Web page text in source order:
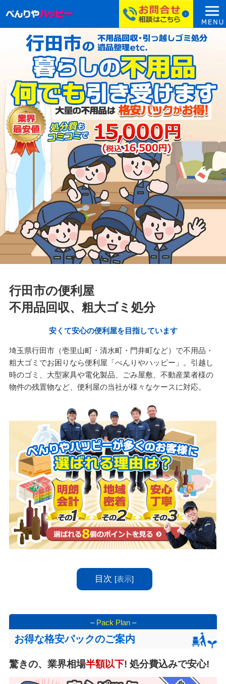
ス
キ
ッ
プ
行田市の便利屋
不用品回収、粗大ゴミ処分
安くて安心の便利屋を目指しています
埼玉県行田市（壱里山町・清水町・門井町など）で不用品・
粗大ゴミでお困りなら便利屋「べんりやハッピー」。引越し
時のゴミ、大型家具や電化製品、ごみ屋敷、不動産業者様の
物件の残置物など、便利屋の当社が様々なケースに対応。
目次 [表示]
– Pack Plan–
お得な格安パックのご案内
驚きの、業界相場半額以下! 処分費込みで安心!